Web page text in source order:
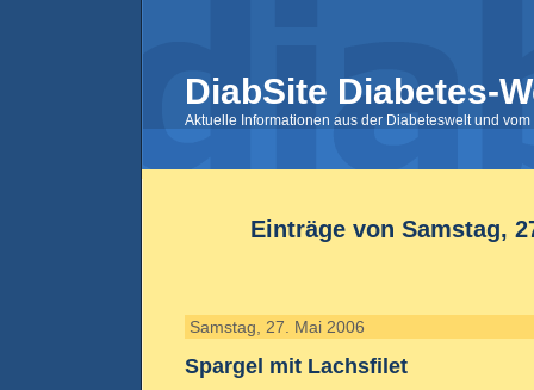
DiabSite Diabetes-
Aktuelle Informationen aus der Diabeteswelt und
Einträge von Samstag,
Samstag, 27. Mai 2006
Spargel mit Lachsfilet